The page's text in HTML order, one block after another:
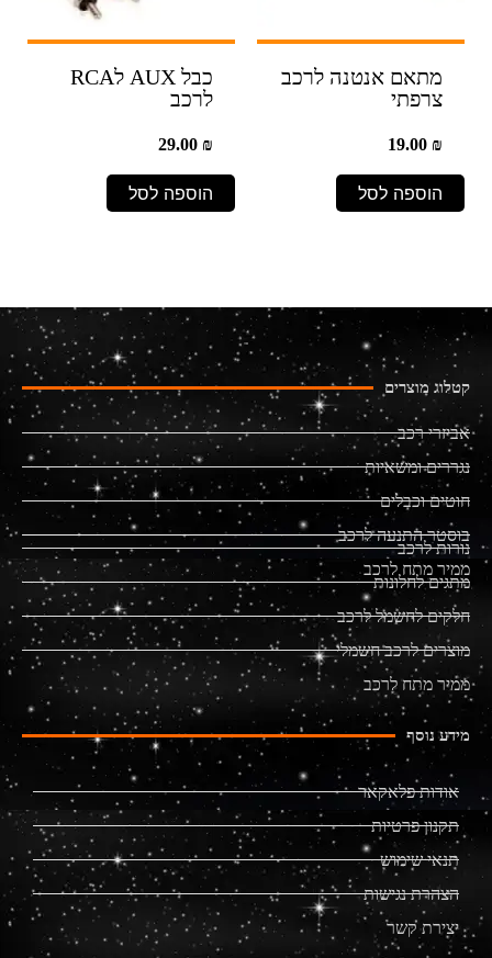
מתאם אנטנה לרכב
צרפתי
19.00₪
הוספה לסל
כבל AUX לRCA
לרכב
29.00₪
הוספה לסל
קטלוג מוצרים
אביזרי רכב
נגררים ומשאיות
חוטים וכבלים
בוסטר התנעה לרכב
ממיר מתח לרכב
נורות לרכב
מתגים לחלונות
חלקים לחשמל לרכב
מוצרים לרכב חשמלי
ממיר מתח לרכב
מידע נוסף
אודות פלאקאר
תקנון פרטיות
תנאי שימוש
הצהרת נגישות
יצירת קשר